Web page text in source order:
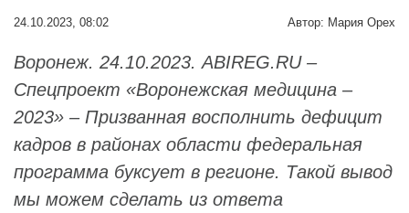
24.10.2023, 08:02 Автор: Мария Орех
Воронеж. 24.10.2023. ABIREG.RU –
Спецпроект «Воронежская медицина –
2023» – Призванная восполнить дефицит
кадров в районах области федеральная
программа буксует в регионе. Такой вывод
мы можем сделать из ответа